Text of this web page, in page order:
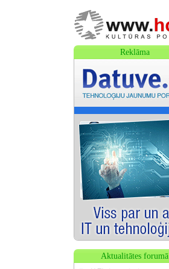
Reklāma
Aktualitātes forumā